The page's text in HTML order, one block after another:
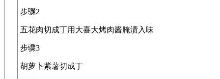
步骤2
五花肉切成丁用大喜大烤肉酱腌渍入味
步骤3
胡萝卜紫薯切成丁